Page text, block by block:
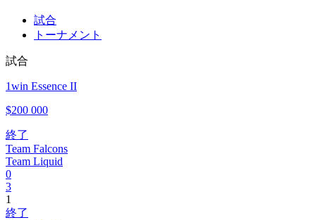
試合
トーナメント
試合
1win Essence II
$200 000
終了
Team Falcons
Team Liquid
0
3
1
終了